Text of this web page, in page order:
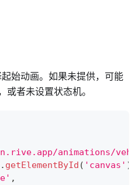
始动画。如果未提供，可能
者未设置状态机。
animations/
. getElementById ( 'canvas' )
,